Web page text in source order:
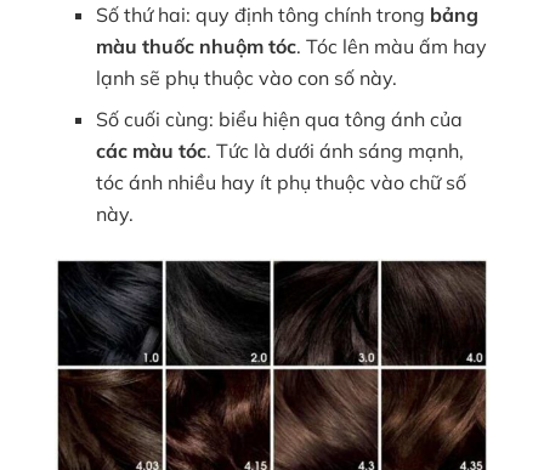
Số thứ hai: quy định tông chính trong bảng
màu thuốc nhuộm tóc. Tóc lên màu ấm hay
lạnh sẽ phụ thuộc vào con số này.
Số cuối cùng: biểu hiện qua tông ánh của
các màu tóc. Tức là dưới ánh sáng mạnh,
tóc ánh nhiều hay ít phụ thuộc vào chữ số
này.